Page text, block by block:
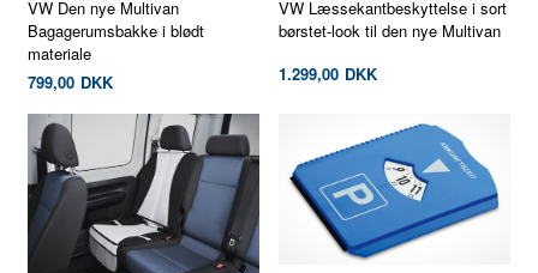
VW Den nye Multivan
Bagagerumsbakke i blødt
materiale
799,00 DKK
VW Læssekantbeskyttelse i sort
børstet-look til den nye Multivan
1.299,00 DKK